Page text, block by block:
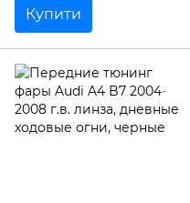
Купити